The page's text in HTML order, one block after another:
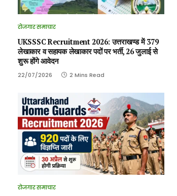
रोजगार समाचार
UKSSSC Recruitment 2026: उत्तराखण्ड में 379
लेखाकार व सहायक लेखाकार पदों पर भर्ती, 26 जुलाई से
शुरू होंगे आवेदन
22/07/2026 2 Mins Read
रोजगार समाचार